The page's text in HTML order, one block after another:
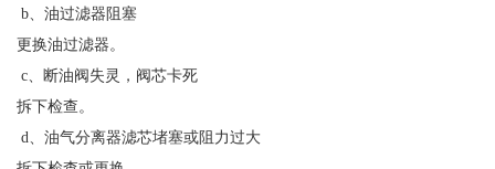
b、油过滤器阻塞
更换油过滤器。
c、断油阀失灵，阀芯卡死
拆下检查。
d、油气分离器滤芯堵塞或阻力过大